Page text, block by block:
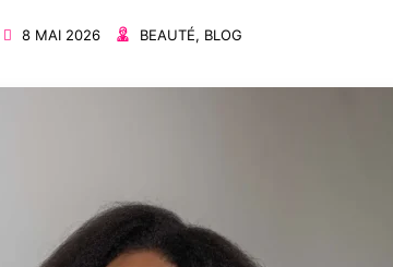
8 MAI 2026 BEAUTÉ, BLOG